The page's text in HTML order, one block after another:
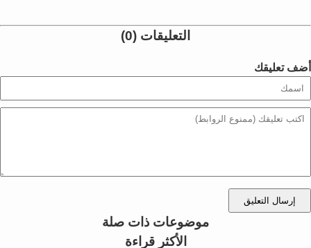
التعليقات (0)
أضف تعليقك
إرسال التعليق
موضوعات ذات صلة
الأكثر قراءة